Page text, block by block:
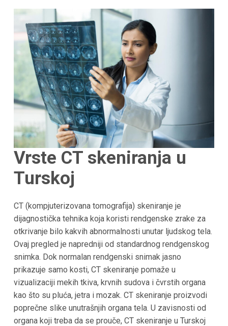
Vrste CT skeniranja u
Turskoj
CT (kompjuterizovana tomografija) skeniranje je
dijagnostička tehnika koja koristi rendgenske zrake za
otkrivanje bilo kakvih abnormalnosti unutar ljudskog tela.
Ovaj pregled je napredniji od standardnog rendgenskog
snimka. Dok normalan rendgenski snimak jasno
prikazuje samo kosti, CT skeniranje pomaže u
vizualizaciji mekih tkiva, krvnih sudova i čvrstih organa
kao što su pluća, jetra i mozak. CT skeniranje proizvodi
poprečne slike unutrašnjih organa tela. U zavisnosti od
organa koji treba da se prouče, CT skeniranje u Turskoj